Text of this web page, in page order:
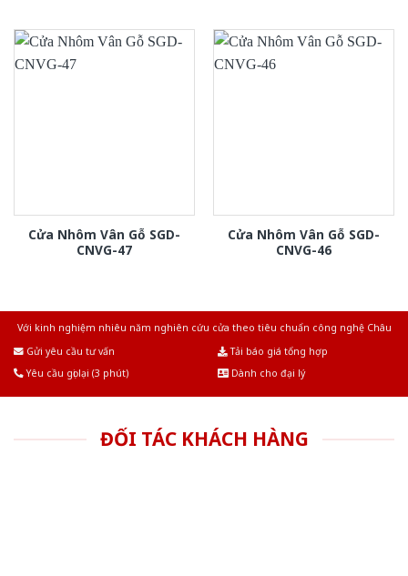
Cửa Nhôm Vân Gỗ SGD-
CNVG-47
Cửa Nhôm Vân Gỗ SGD-
CNVG-46
Với kinh nghiệm nhiêu năm nghiên cứu cửa theo tiêu chuẩn công nghệ Châu
Gửi yêu cầu tư vấn
Tải báo giá tổng hợp
Yêu cầu gọi lại (3 phút)
Dành cho đại lý
ĐỐI TÁC KHÁCH HÀNG